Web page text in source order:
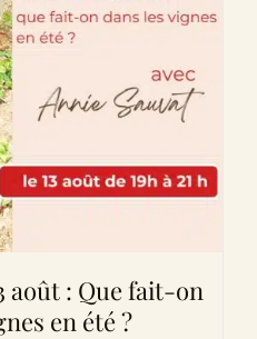
août : Que fait-on
en été ?